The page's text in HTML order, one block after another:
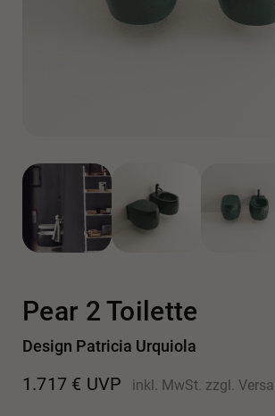
Pear 2 Toilette
Design Patricia Urquiola
1.717 € UVP inkl. MwSt. zzgl.